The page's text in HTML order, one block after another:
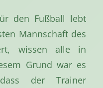
den Fußball lebt
Mannschaft des
wissen alle in
Grund war es
der Trainer